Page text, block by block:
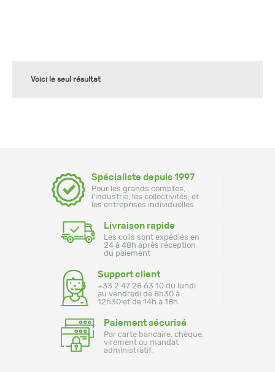
Voici le seul résultat
Spécialiste depuis 1997
Pour les grands comptes,
l'industrie, les collectivités, et
les entreprises individuelles
Livraison rapide
Les colis sont expédiés en
24 à 48h après réception
du paiement
Support client
+33 2 47 28 63 10 du lundi
au vendredi de 8h30 à
12h30 et de 14h à 18h
Paiement sécurisé
Par carte bancaire, chèque,
virement ou mandat
administratif.